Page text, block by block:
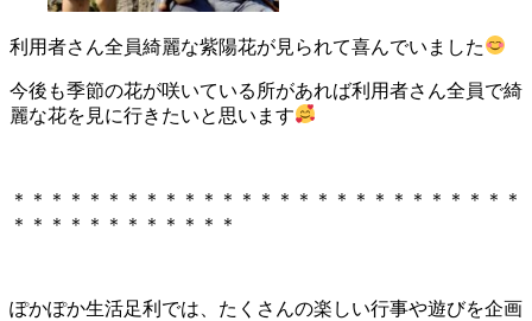
利用者さん全員綺麗な紫陽花が見られて喜んでいました
今後も季節の花が咲いている所があれば利用者さん全員で綺
麗な花を見に行きたいと思います
＊＊＊＊＊＊＊＊＊＊＊＊＊＊＊＊＊＊＊＊＊＊＊＊＊＊＊
＊＊＊＊＊＊＊＊＊＊＊＊
ぽかぽか生活足利では、たくさんの楽しい行事や遊びを企画